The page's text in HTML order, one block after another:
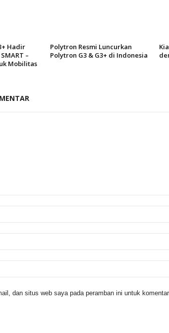
Hadir
–
Mobilitas
Polytron Resmi Luncurkan
Polytron G3 & G3+ di Indonesia
dan situs web saya pada peramban ini untuk